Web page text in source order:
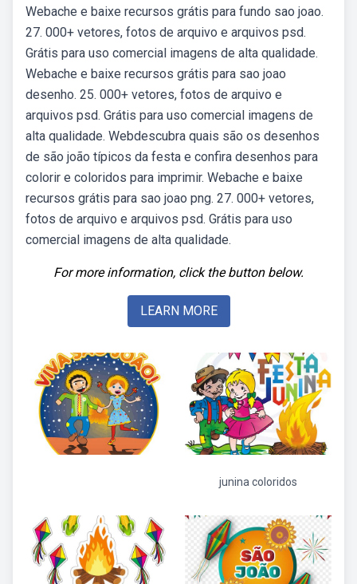
Webache e baixe recursos grátis para fundo sao joao.
27. 000+ vetores, fotos de arquivo e arquivos psd.
Grátis para uso comercial imagens de alta qualidade.
Webache e baixe recursos grátis para sao joao
desenho. 25. 000+ vetores, fotos de arquivo e
arquivos psd. Grátis para uso comercial imagens de
alta qualidade. Webdescubra quais são os desenhos
de são joão típicos da festa e confira desenhos para
colorir e coloridos para imprimir. Webache e baixe
recursos grátis para sao joao png. 27. 000+ vetores,
fotos de arquivo e arquivos psd. Grátis para uso
comercial imagens de alta qualidade.
For more information, click the button below.
LEARN MORE
junina coloridos